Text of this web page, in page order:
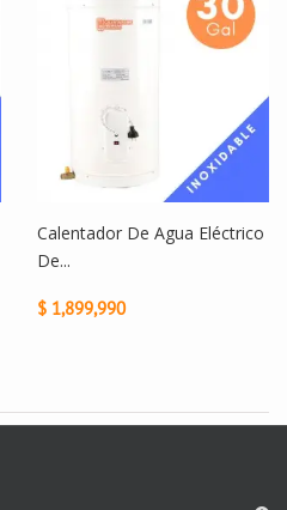
Calentador De Agua Eléctrico
De...
$ 1,899,990